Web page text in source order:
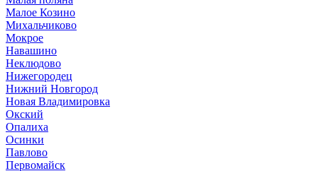
Малое Козино
Михальчиково
Мокрое
Навашино
Неклюдово
Нижегородец
Нижний Новгород
Новая Владимировка
Окский
Опалиха
Осинки
Павлово
Первомайск